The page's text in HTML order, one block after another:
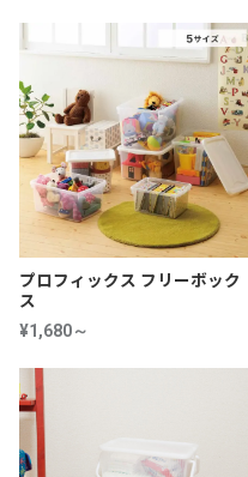
プロフィックス フリーボック
ス
¥1,680～